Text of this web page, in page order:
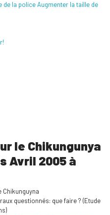
de la policeAugmenter la taille de
le Chikungunya
Avril 2005 à
Chikunguyna
questionnés: que faire ? (Etude